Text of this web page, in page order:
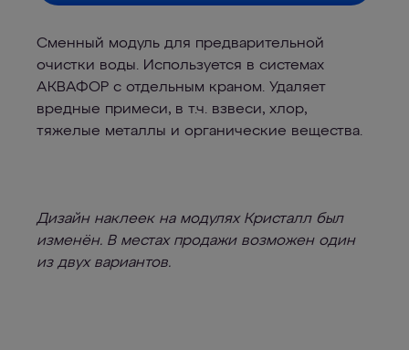
Сменный модуль для предварительной
очистки воды. Используется в системах
АКВАФОР с отдельным краном. Удаляет
вредные примеси, в т.ч. взвеси, хлор,
тяжелые металлы и органические вещества.
Дизайн наклеек на модулях Кристалл был
изменён. В местах продажи возможен один
из двух вариантов.